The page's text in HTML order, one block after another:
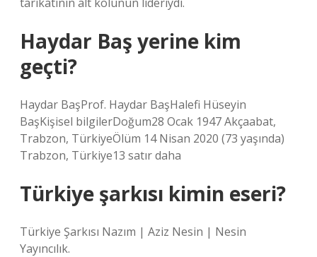
Haydar Baş yerine kim
geçti?
Haydar BaşProf. Haydar BaşHalefi Hüseyin
BaşKişisel bilgilerDoğum28 Ocak 1947 Akçaabat,
Trabzon, TürkiyeÖlüm 14 Nisan 2020 (73 yaşında)
Trabzon, Türkiye13 satır daha
Türkiye şarkısı kimin eseri?
Türkiye Şarkısı Nazım | Aziz Nesin | Nesin
Yayıncılık.